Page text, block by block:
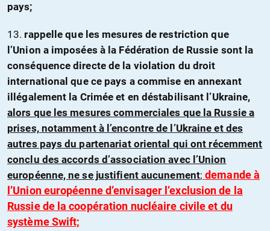
pays;
13. rappelle que les mesures de restriction que
l’Union a imposées à la Fédération de Russie sont la
conséquence directe de la violation du droit
international que ce pays a commise en annexant
illégalement la Crimée et en déstabilisant l’Ukraine,
alors que les mesures commerciales que la Russie a
prises, notamment à l’encontre de l’Ukraine et des
autres pays du partenariat oriental qui ont récemment
conclu des accords d’association avec l’Union
européenne, ne se justifient aucunement; demande à
l’Union européenne d’envisager l’exclusion de la
Russie de la coopération nucléaire civile et du
système Swift;